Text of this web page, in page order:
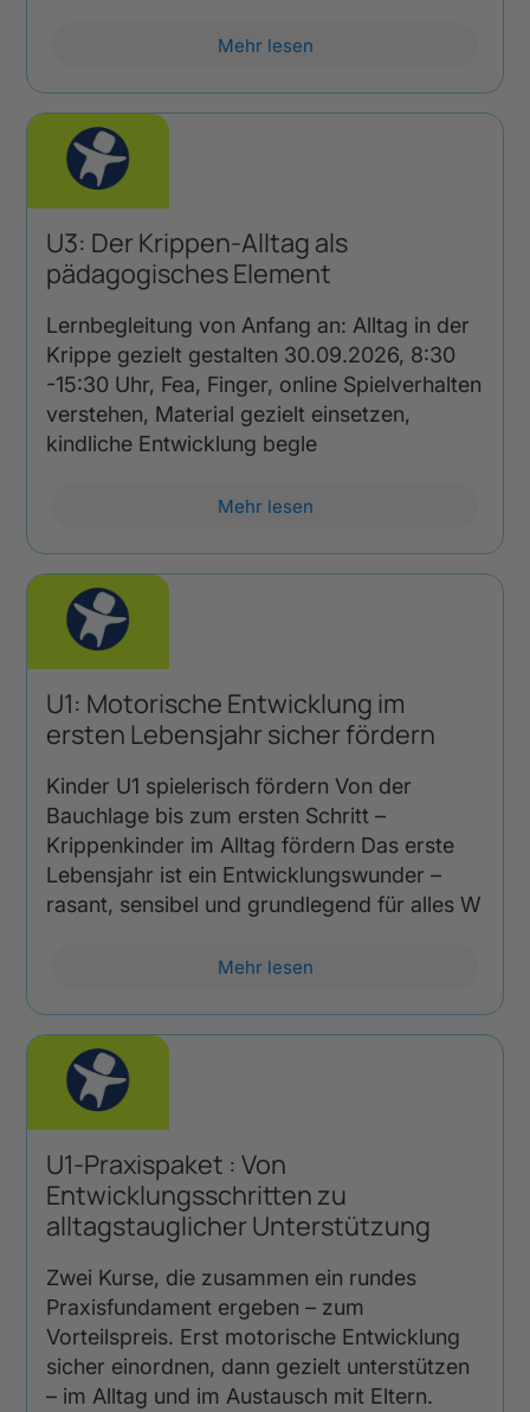
Mehr lesen
U3: Der Krippen-Alltag als
pädagogisches Element
Lernbegleitung von Anfang an: Alltag in der
Krippe gezielt gestalten 30.09.2026, 8:30
-15:30 Uhr, Fea, Finger, online Spielverhalten
verstehen, Material gezielt einsetzen,
kindliche Entwicklung begle
Mehr lesen
U1: Motorische Entwicklung im
ersten Lebensjahr sicher fördern
Kinder U1 spielerisch fördern Von der
Bauchlage bis zum ersten Schritt –
Krippenkinder im Alltag fördern Das erste
Lebensjahr ist ein Entwicklungswunder –
rasant, sensibel und grundlegend für alles W
Mehr lesen
U1-Praxispaket : Von
Entwicklungsschritten zu
alltagstauglicher Unterstützung
Zwei Kurse, die zusammen ein rundes
Praxisfundament ergeben – zum
Vorteilspreis. Erst motorische Entwicklung
sicher einordnen, dann gezielt unterstützen
– im Alltag und im Austausch mit Eltern.